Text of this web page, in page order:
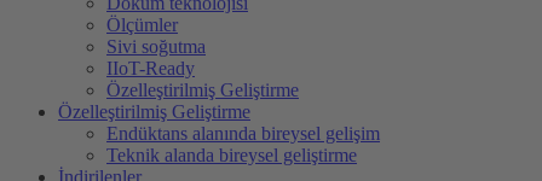
Ölçümler
Sivi soğutma
IIoT-Ready
Özelleştirilmiş Geliştirme
Özelleştirilmiş Geliştirme
Endüktans alanında bireysel gelişim
Teknik alanda bireysel geliştirme
İndirilenler